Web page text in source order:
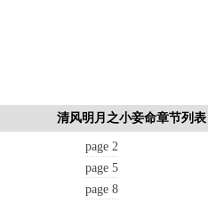
清风明月之小妾命章节列表
page 2
page 5
page 8